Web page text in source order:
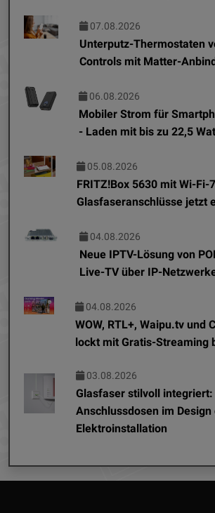
07.08.2026
Unterputz-Thermostaten
Controls mit Matter-
06.08.2026
Mobiler Strom für
- Laden mit bis zu 22,5
05.08.2026
FRITZ!Box 5630 mit Wi-Fi-
Glasfaseranschlüsse jetzt
04.08.2026
Neue IPTV-Lösung von
Live-TV über IP-
04.08.2026
WOW, RTL+, Waipu.tv und
lockt mit Gratis-Streaming
03.08.2026
Glasfaser stilvoll integriert:
Anschlussdosen im Design
Elektroinstallation